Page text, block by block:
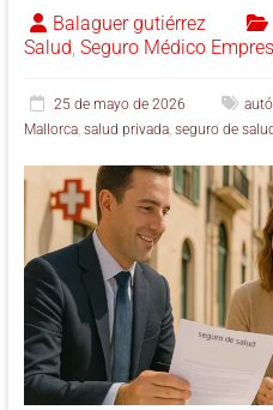
Balaguer gutiérrez
Salud, Seguro Médico
25 de mayo de 2026
Mallorca, salud privada, seguro de